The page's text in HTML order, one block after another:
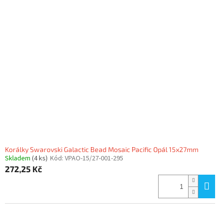
Korálky Swarovski Galactic Bead Mosaic Pacific Opál 15x27mm
Skladem (4 ks) Kód: VPAO-15/27-001-295
272,25 Kč